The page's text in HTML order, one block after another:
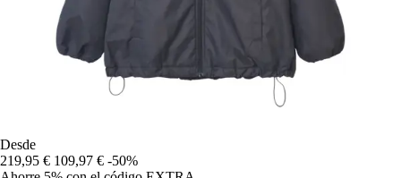
Desde
219,95 € 109,97 € -50%